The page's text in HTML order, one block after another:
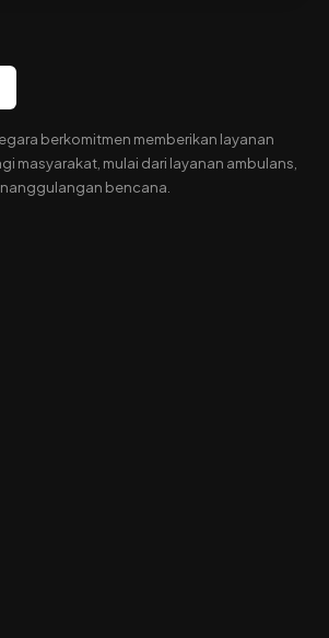
berkomitmen memberikan layanan
masyarakat, mulai dari layanan ambulans,
bencana.